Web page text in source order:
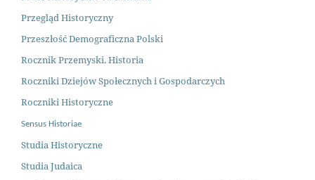
Przegląd Historyczny
Przeszłość Demograficzna Polski
Rocznik Przemyski. Historia
Roczniki Dziejów Społecznych i Gospodarczych
Roczniki Historyczne
Sensus Historiae
Studia Historyczne
Studia Judaica